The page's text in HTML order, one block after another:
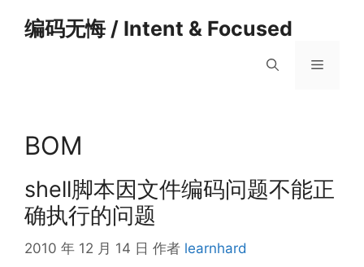
编码无悔 / Intent & Focused
菜
BOM
shell脚本因文件编码问题不能正
确执行的问题
2010 年 12 月 14 日 作者 learnhard